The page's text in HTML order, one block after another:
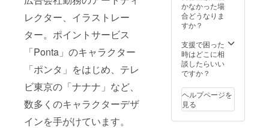
レクター、イラストレー
ター。ポイントサービス
「Ponta」のキャラクター
「ポンタ」をはじめ、テレ
ビ東京の「ナナナ」など、
数多くのキャラクターデザ
インを手がけています。
盤権は
支援者
にお譲
す。ご
自由に
ご利用
くださ
やテレ
ビ東京
の「ナ
を開発
したよ
うに、
御社と
わせの
上、ご
提案し
ます。
かなかった場
合どうなりま
すか？
支援で困った
時はどこに相
談したらいい
ですか？
ヘルプページを
見る